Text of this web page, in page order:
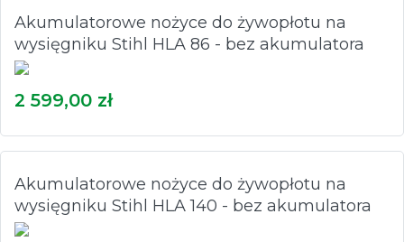
Akumulatorowe nożyce do żywopłotu na
wysięgniku Stihl HLA 86 - bez akumulatora
2 599,00 zł
Akumulatorowe nożyce do żywopłotu na
wysięgniku Stihl HLA 140 - bez akumulatora